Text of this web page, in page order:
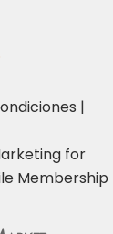
|
for
Membership